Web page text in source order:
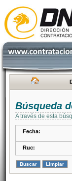
Búsqueda
A través de esta
Fecha:
Ruc: